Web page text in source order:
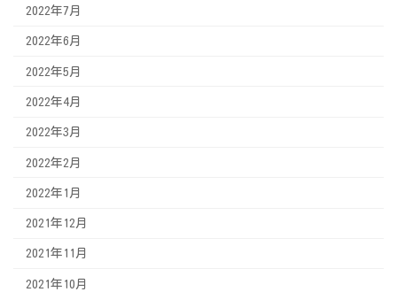
2022年7月
2022年6月
2022年5月
2022年4月
2022年3月
2022年2月
2022年1月
2021年12月
2021年11月
2021年10月